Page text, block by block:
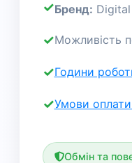
Бренд: Digital
Можливість
Години
Умови
Обмін та